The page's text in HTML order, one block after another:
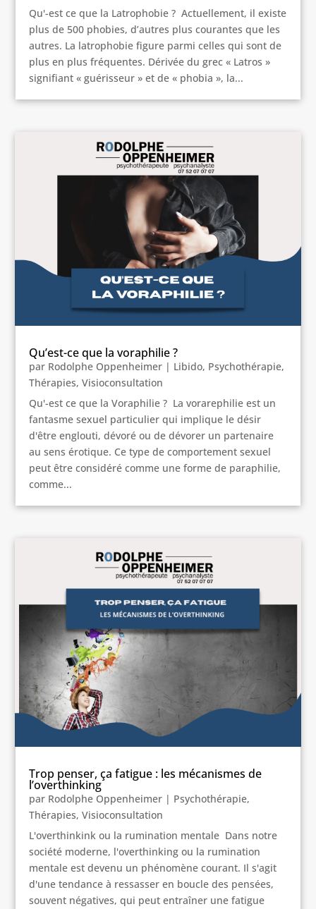
Qu'-est ce que la Latrophobie ? Actuellement, il existe
plus de 500 phobies, d’autres plus courantes que les
autres. La latrophobie figure parmi celles qui sont de
plus en plus fréquentes. Dérivée du grec « Latros »
signifiant « guérisseur » et de « phobia », la...
Qu’est-ce que la voraphilie ?
par Rodolphe Oppenheimer | Libido, Psychothérapie,
Thérapies,Visioconsultation
Qu'-est ce que la Voraphilie ? La vorarephilie est un
fantasme sexuel particulier qui implique le désir
d'être englouti, dévoré ou de dévorer un partenaire
au sens érotique. Ce type de comportement sexuel
peut être considéré comme une forme de paraphilie,
comme...
Trop penser, ça fatigue : les mécanismes de
l’overthinking
par Rodolphe Oppenheimer | Psychothérapie,
Thérapies,Visioconsultation
L'overthinkink ou la rumination mentale Dans notre
société moderne, l'overthinking ou la rumination
mentale est devenu un phénomène courant. Il s'agit
d'une tendance à ressasser en boucle des pensées,
souvent négatives, qui peut entraîner une fatigue